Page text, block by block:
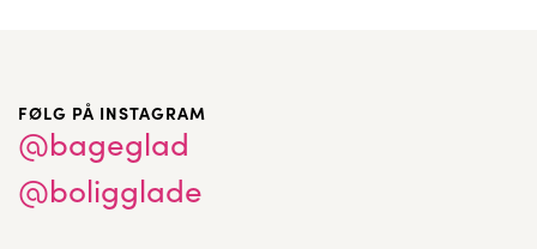
FØLG PÅ INSTAGRAM
@bageglad
@boligglade